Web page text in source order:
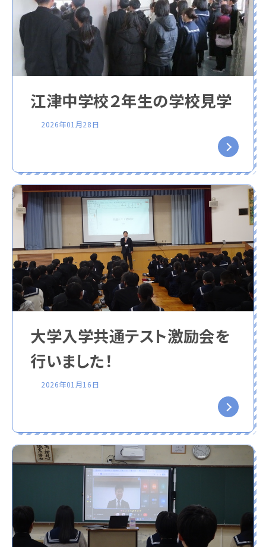
江津中学校２年生の学校見学
2026年01月28日
大学入学共通テスト激励会を
行いました！
2026年01月16日